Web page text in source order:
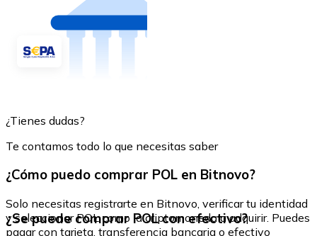
¿Tienes dudas?
Te contamos todo lo que necesitas saber
¿Cómo puedo comprar POL en Bitnovo?
Solo necesitas registrarte en Bitnovo, verificar tu identidad
y seleccionar POL como la criptomoneda a adquirir. Puedes
pagar con tarjeta, transferencia bancaria o efectivo
¿Se puede comprar POL con efectivo?